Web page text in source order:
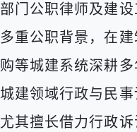
部门公职律师及建
多重公职背景，在
购等城建系统深耕
城建领域行政与民事
尤其擅长借力行政